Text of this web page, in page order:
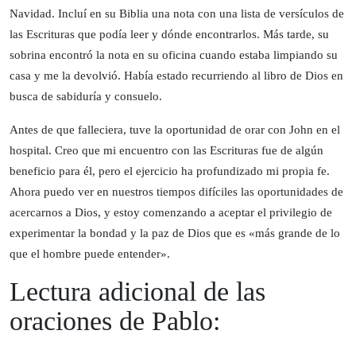
Navidad. Incluí en su Biblia una nota con una lista de versículos de
las Escrituras que podía leer y dónde encontrarlos. Más tarde, su
sobrina encontró la nota en su oficina cuando estaba limpiando su
casa y me la devolvió. Había estado recurriendo al libro de Dios en
busca de sabiduría y consuelo.
Antes de que falleciera, tuve la oportunidad de orar con John en el
hospital. Creo que mi encuentro con las Escrituras fue de algún
beneficio para él, pero el ejercicio ha profundizado mi propia fe.
Ahora puedo ver en nuestros tiempos difíciles las oportunidades de
acercarnos a Dios, y estoy comenzando a aceptar el privilegio de
experimentar la bondad y la paz de Dios que es «más grande de lo
que el hombre puede entender».
Lectura adicional de las
oraciones de Pablo: